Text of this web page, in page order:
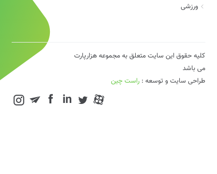
ورزشی
کلیه حقوق این سایت متعلق به مجموعه هزارپارت
می باشد
طراحی سایت و توسعه : راست چین
in